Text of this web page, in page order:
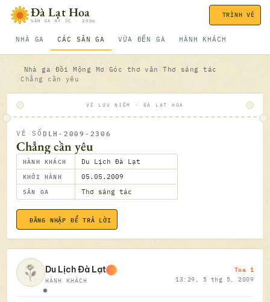
Bỏ qua nội dungĐà Lạt Hoa
SÂN GA KÝ ỨC · 2006
NHÀ GA CÁC SÂN GA VỪA ĐẾN GA HÀNH KHÁCH
TRÌNH VÉ
Nhà ga Đồi Mộng Mơ Góc thơ văn
Thơ sáng tác
Chẳng cần yêu
VÉ LƯU NIỆM · ĐÀ LẠT HOA
VÉ SỐ DLH-2009-2306
Chẳng cần yêu
HÀNH KHÁCH Du Lịch Đà Lạt
KHỞI HÀNH 05.05.2009
SÂN GA Thơ sáng tác
ĐĂNG NHẬP ĐỂ TRẢ LỜI
Ngoại tuyến
Du Lịch Đà Lạt
HÀNH KHÁCH
Toa 1
13:29, 5 thg 5, 2009